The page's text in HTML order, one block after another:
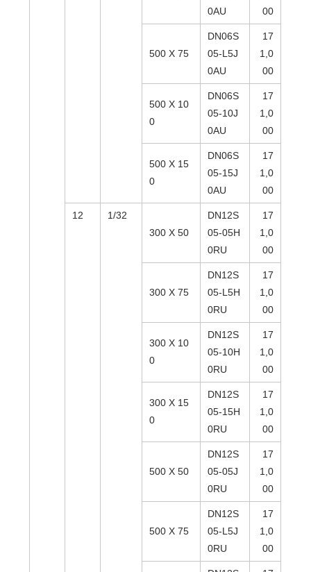
0AU
00
500 X 75
DN06S
05-L5J
0AU
17
1,0
00
500 X 10
0
DN06S
05-10J
0AU
17
1,0
00
500 X 15
0
DN06S
05-15J
0AU
17
1,0
00
12
1/32
300 X 50
DN12S
05-05H
0RU
17
1,0
00
300 X 75
DN12S
05-L5H
0RU
17
1,0
00
300 X 10
0
DN12S
05-10H
0RU
17
1,0
00
300 X 15
0
DN12S
05-15H
0RU
17
1,0
00
500 X 50
DN12S
05-05J
0RU
17
1,0
00
500 X 75
DN12S
05-L5J
0RU
17
1,0
00